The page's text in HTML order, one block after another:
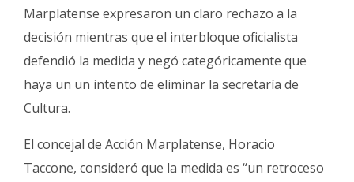
Marplatense expresaron un claro rechazo a la
decisión mientras que el interbloque oficialista
defendió la medida y negó categóricamente que
haya un un intento de eliminar la secretaría de
Cultura.
El concejal de Acción Marplatense, Horacio
Taccone, consideró que la medida es “un retroceso